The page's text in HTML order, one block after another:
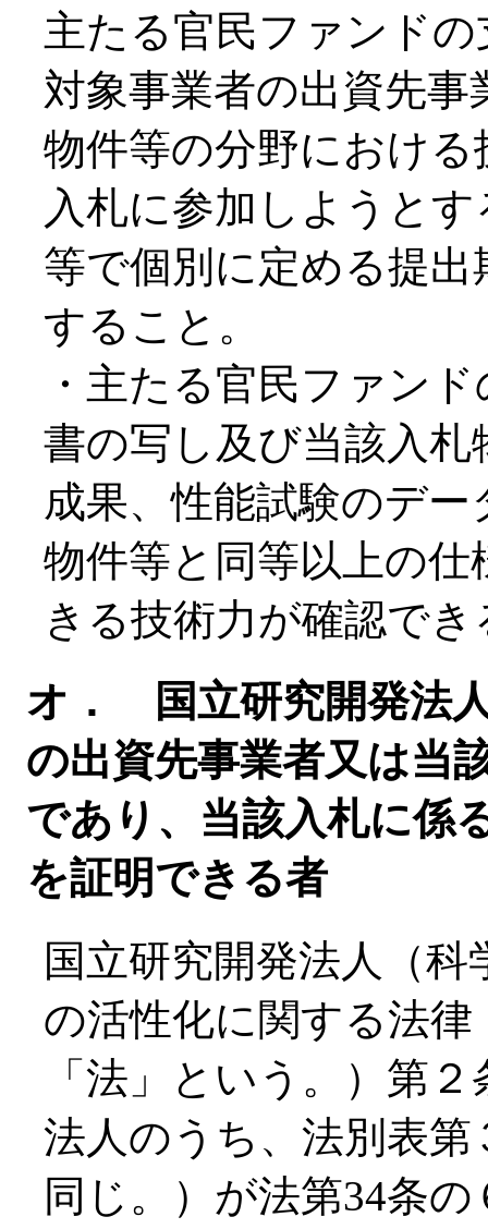
主たる官民ファンド
対象事業者の出資先
物件等の分野におけ
入札に参加しようと
等で個別に定める提
すること。
・主たる官民ファン
書の写し及び当該入
成果、性能試験のデ
物件等と同等以上の
きる技術力が確認でき
オ． 国立研究開発法
の出資先事業者又は当
であり、当該入札に係
を証明できる者
国立研究開発法人（
の活性化に関する法律
「法」という。）第
法人のうち、法別表
同じ。）が法第34条